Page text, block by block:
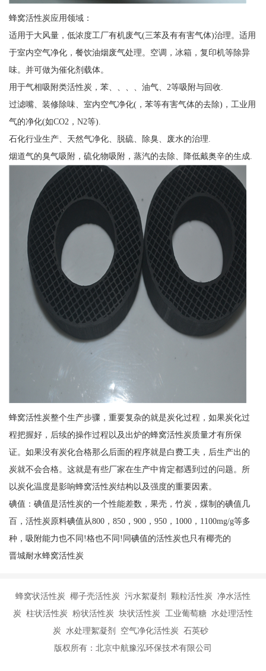
蜂窝活性炭应用领域：
适用于大风量，低浓度工厂有机废气(三苯及有有害气体)治理。适用
于室内空气净化，餐饮油烟废气处理。空调，冰箱，复印机等除异
味。并可做为催化剂载体。
用于气相吸附类活性炭，苯、、、、油气、2等吸附与回收.
过滤嘴、装修除味、室内空气净化(，苯等有害气体的去除)，工业用
气的净化(如CO2，N2等).
石化行业生产、天然气净化、脱硫、除臭、废水的治理.
烟道气的臭气吸附，硫化物吸附，蒸汽的去除、降低戴奥辛的生成.
蜂窝活性炭整个生产步骤，重要复杂的就是炭化过程，如果炭化过
程把握好，后续的操作过程以及出炉的蜂窝活性炭质量才有所保
证。如果没有炭化合格那么后面的程序就是白费工夫，后生产出的
炭就不会合格。这就是有些厂家在生产中肯定都遇到过的问题。所
以炭化温度是影响蜂窝活性炭结构以及强度的重要因素。
碘值：碘值是活性炭的一个性能差数，果壳，竹炭，煤制的碘值几
百，活性炭原料碘值从800，850，900，950，1000，1100mg/g等多
种，吸附能力也不同!格也不同!同碘值的活性炭也只有椰壳的
晋城耐水蜂窝活性炭
蜂窝状活性炭 椰子壳活性炭 污水絮凝剂 颗粒活性炭 净水活性
炭 柱状活性炭 粉状活性炭 块状活性炭 工业葡萄糖 水处理活性
炭 水处理絮凝剂 空气净化活性炭 石英砂
版权所有：北京中航豫泓环保技术有限公司